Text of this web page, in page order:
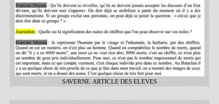
SAVERNE. ARTICLE DES ELEVES